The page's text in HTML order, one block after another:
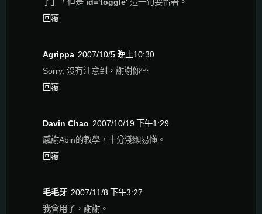
回覆
Agrippa 2007/10/5 晚上10:30
Sorry, 沒有注意到，謝謝你^^
回覆
Davin Chao 2007/10/19 下午1:29
感謝Abin的教學，十分淺顯易懂。
回覆
毛毛牙 2007/11/8 下午3:27
我會用了，謝謝。